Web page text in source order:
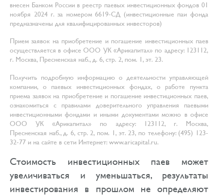
внесен Банком России в реестр паевых инвестиционных фондов 01
ноября 2024 г. за номером 6619-СД (инвестиционные паи фонда
предназначены для квалифицированных инвесторов)
Прием заявок на приобретение и погашение инвестиционных паев
осуществляется в офисе ООО УК «Арикапитал» по адресу: 123112,
г. Москва, Пресненская наб., д. 6, стр. 2, пом. 1, эт. 23.
Получить подробную информацию о деятельности управляющей
компании, о паевых инвестиционных фондах, о работе пункта
приема заявок на приобретение и погашение инвестиционных паев,
ознакомиться с правилами доверительного управления паевыми
инвестиционными фондами и иными документами можно в офисе
ООО УК «Арикапитал» по адресу: 123112, г. Москва,
Пресненская наб., д. 6, стр. 2, пом. 1, эт. 23, по телефону: (495) 123-
32-77 и на сайте в сети Интернет: www.aricapital.ru.
Стоимость инвестиционных паев может
увеличиваться и уменьшаться, результаты
инвестирования в прошлом не определяют